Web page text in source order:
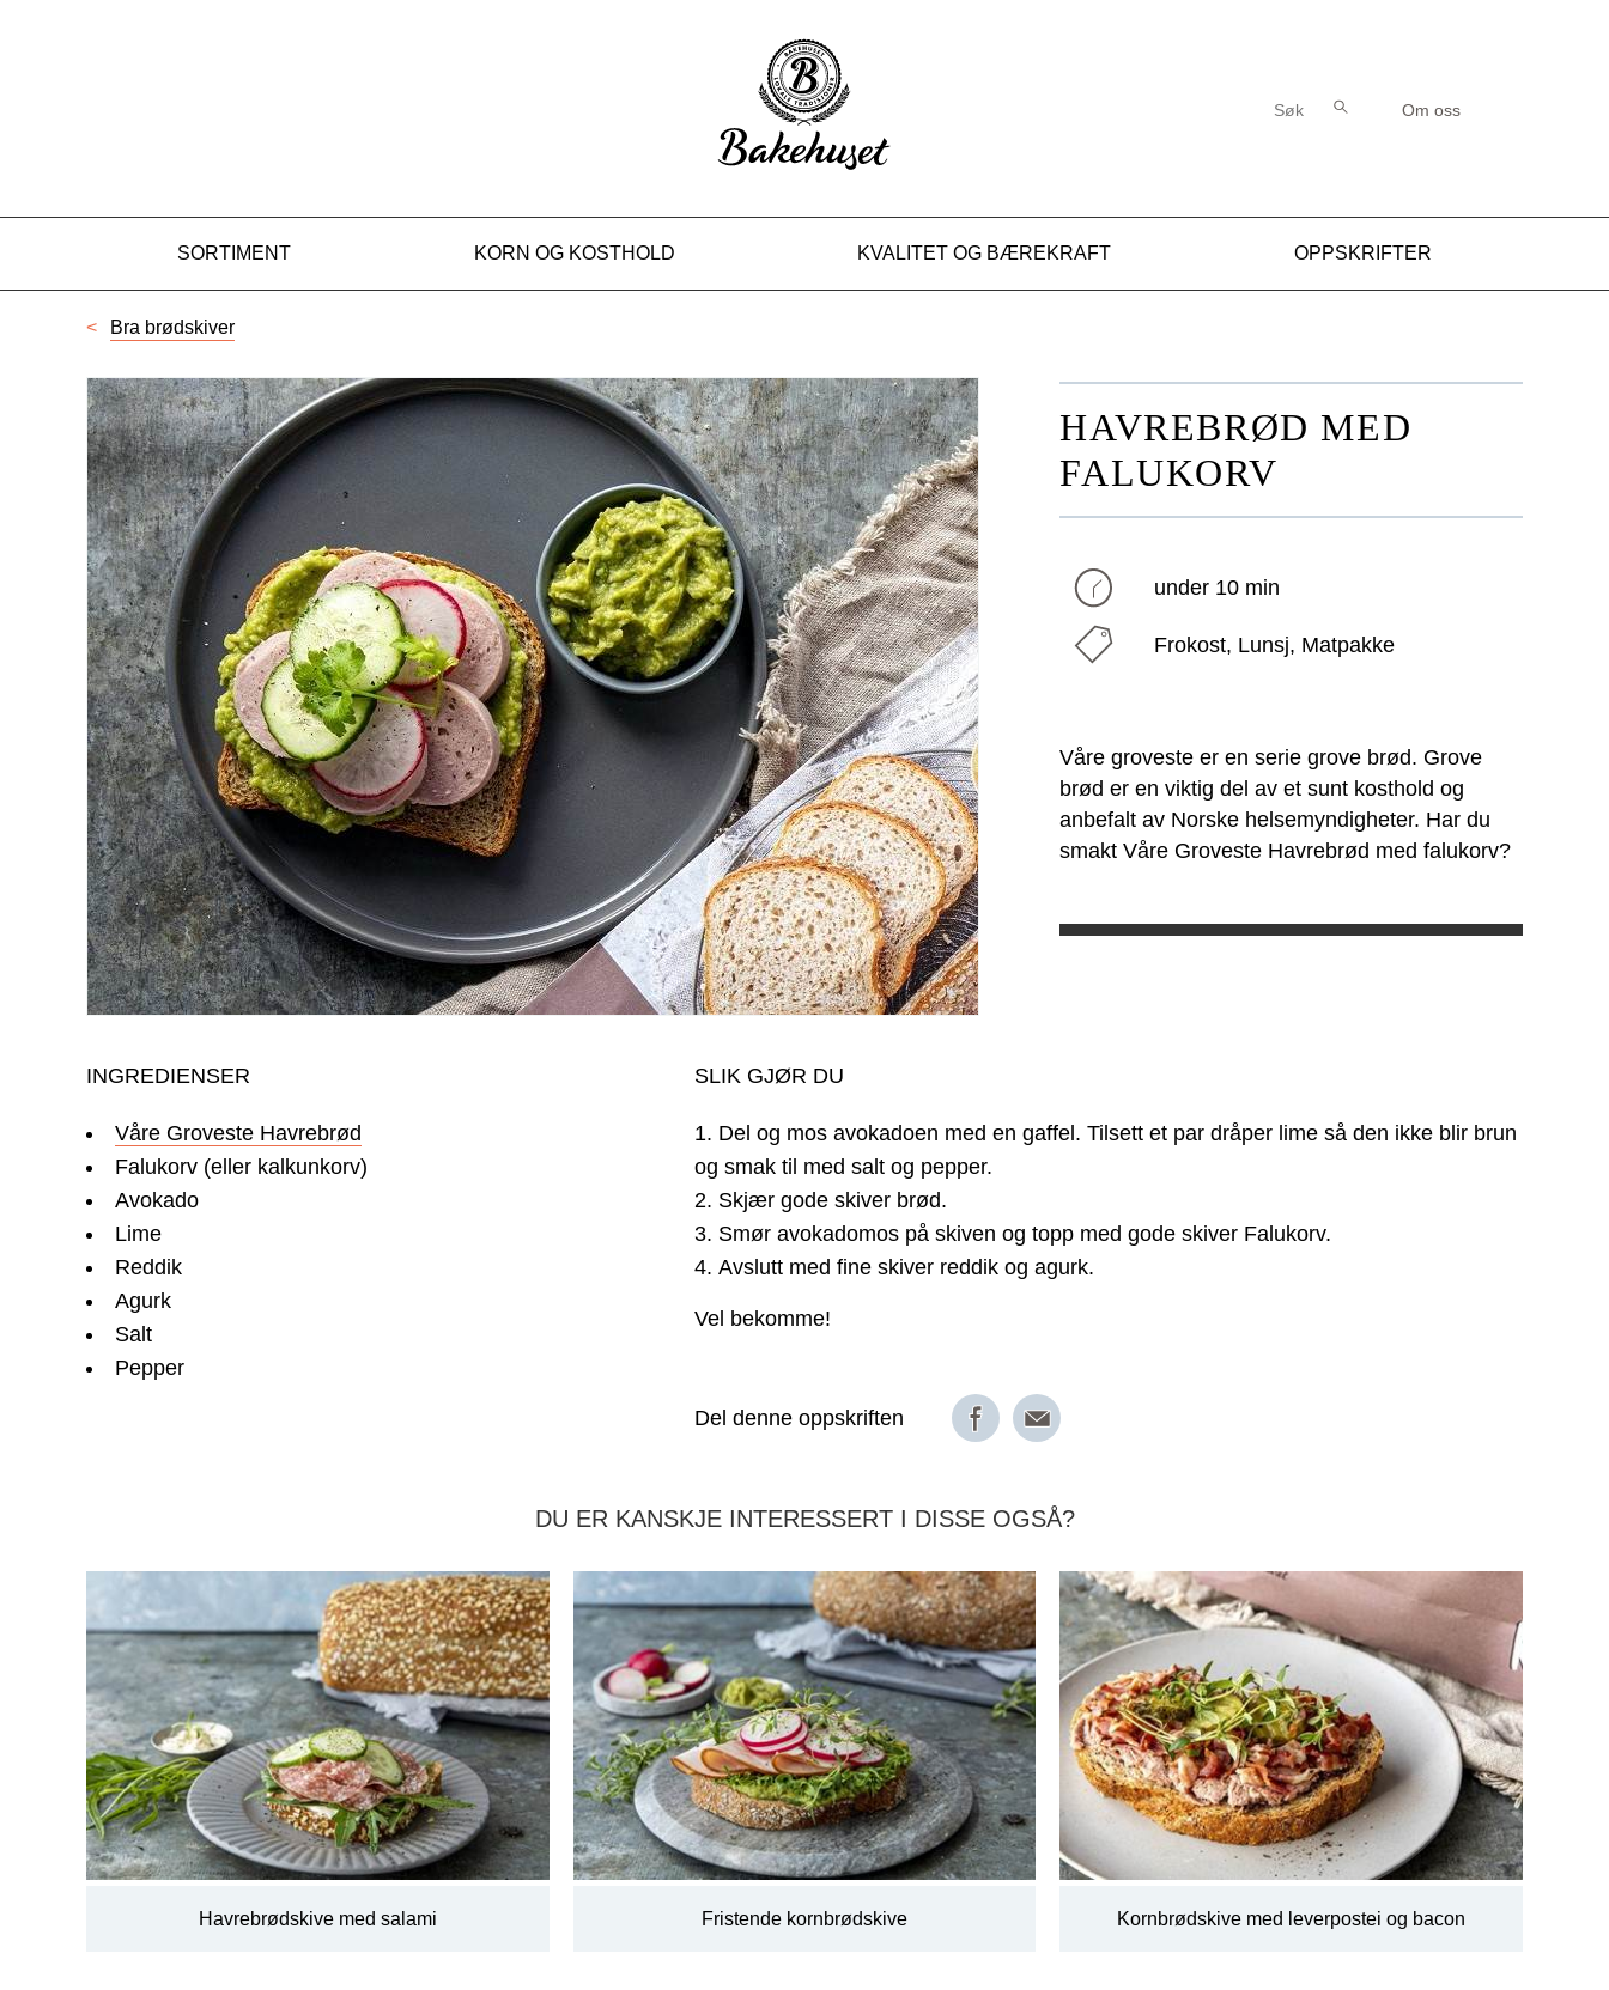
HAVREBRØD MED FALUKORV
Søk etter:
Søk Om oss
SORTIMENT KORN OG KOSTHOLD KVALITET OG BÆREKRAFT OPPSKRIFTER
Bra brødskiver
HAVREBRØD MED
FALUKORV
under 10 min
Frokost, Lunsj, Matpakke
Våre groveste er en serie grove brød. Grove
brød er en viktig del av et sunt kosthold og
anbefalt av Norske helsemyndigheter. Har du
smakt Våre Groveste Havrebrød med falukorv?
INGREDIENSER
Våre Groveste Havrebrød
Falukorv (eller kalkunkorv)
Avokado
Lime
Reddik
Agurk
Salt
Pepper
SLIK GJØR DU
Del og mos avokadoen med en gaffel. Tilsett et par dråper lime så den ikke blir brun
og smak til med salt og pepper.
Skjær gode skiver brød.
Smør avokadomos på skiven og topp med gode skiver Falukorv.
Avslutt med fine skiver reddik og agurk.
Vel bekomme!
Del denne oppskriften
DU ER KANSKJE INTERESSERT I DISSE OGSÅ?
Havrebrødskive med salami Fristende kornbrødskive Kornbrødskive med leverpostei og bacon